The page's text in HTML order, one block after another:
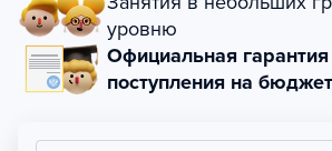
уровню
Официальная гарантия
поступления на бюджет